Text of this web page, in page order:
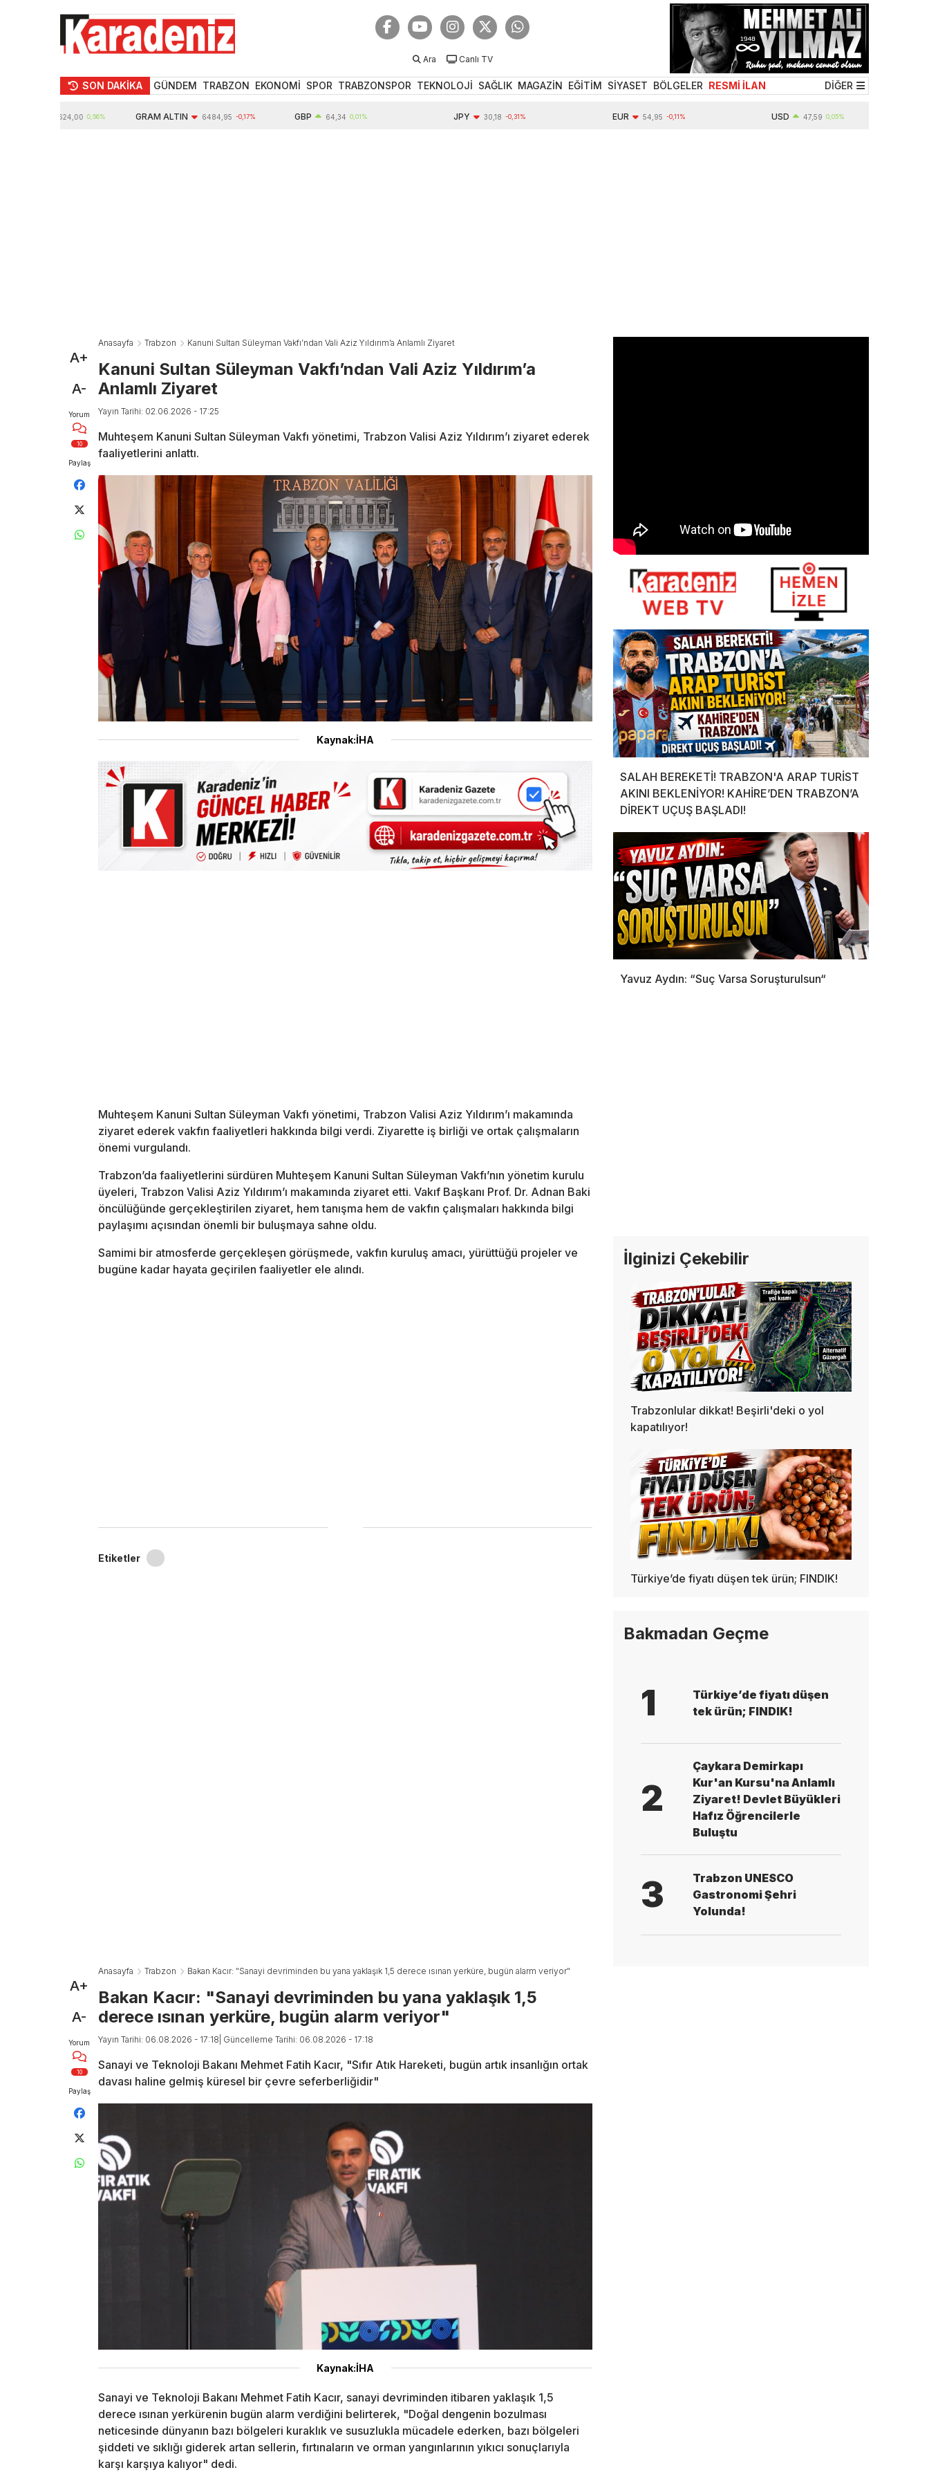
Ara Canlı TV
SON DAKİKA GÜNDEM TRABZON EKONOMİ SPOR TRABZONSPOR TEKNOLOJİ SAĞLIK MAGAZİN EĞİTİM SİYASET BÖLGELER RESMİ İLAN DİĞER
0,56% GRAM ALTIN 6484,95 -0,17% 64,34 0,01% 30,18 -0,31% 54,95 -0,11% 47,59 0,05%
A+
A-
Yorum
10
Paylaş
Anasayfa Trabzon Kanuni Sultan Süleyman Vakfı’ndan Vali Aziz Yıldırım’a Anlamlı Ziyaret
Kanuni Sultan Süleyman Vakfı’ndan Vali Aziz Yıldırım’a
Anlamlı Ziyaret
Yayın Tarihi: 02.06.2026 - 17:25
Muhteşem Kanuni Sultan Süleyman Vakfı yönetimi, Trabzon Valisi Aziz Yıldırım’ı ziyaret ederek
faaliyetlerini anlattı.
Kaynak:İHA
Muhteşem Kanuni Sultan Süleyman Vakfı yönetimi, Trabzon Valisi Aziz Yıldırım’ı makamında
ziyaret ederek vakfın faaliyetleri hakkında bilgi verdi. Ziyarette iş birliği ve ortak çalışmaların
önemi vurgulandı.
Trabzon’da faaliyetlerini sürdüren Muhteşem Kanuni Sultan Süleyman Vakfı’nın yönetim kurulu
üyeleri, Trabzon Valisi Aziz Yıldırım’ı makamında ziyaret etti. Vakıf Başkanı Prof. Dr. Adnan Baki
öncülüğünde gerçekleştirilen ziyaret, hem tanışma hem de vakfın çalışmaları hakkında bilgi
paylaşımı açısından önemli bir buluşmaya sahne oldu.
Samimi bir atmosferde gerçekleşen görüşmede, vakfın kuruluş amacı, yürüttüğü projeler ve
bugüne kadar hayata geçirilen faaliyetler ele alındı.
Etiketler
A+
A-
Yorum
10
Paylaş
Anasayfa Trabzon Bakan Kacır: "Sanayi devriminden bu yana yaklaşık 1,5 derece ısınan yerküre, bugün alarm veriyor"
Bakan Kacır: "Sanayi devriminden bu yana yaklaşık 1,5
derece ısınan yerküre, bugün alarm veriyor"
Yayın Tarihi: 06.08.2026 - 17:18 | Güncelleme Tarihi: 06.08.2026 - 17:18
Sanayi ve Teknoloji Bakanı Mehmet Fatih Kacır, "Sıfır Atık Hareketi, bugün artık insanlığın ortak
davası haline gelmiş küresel bir çevre seferberliğidir"
Kaynak:İHA
Sanayi ve Teknoloji Bakanı Mehmet Fatih Kacır, sanayi devriminden itibaren yaklaşık 1,5
derece ısınan yerkürenin bugün alarm verdiğini belirterek, "Doğal dengenin bozulması
neticesinde dünyanın bazı bölgeleri kuraklık ve susuzlukla mücadele ederken, bazı bölgeleri
şiddeti ve sıklığı giderek artan sellerin, fırtınaların ve orman yangınlarının yıkıcı sonuçlarıyla
karşı karşıya kalıyor" dedi.
SALAH BEREKETİ! TRABZON'A ARAP TURİST
AKINI BEKLENİYOR! KAHİRE’DEN TRABZON’A
DİREKT UÇUŞ BAŞLADI!
Yavuz Aydın: “Suç Varsa Soruşturulsun“
İlginizi Çekebilir
Trabzonlular dikkat! Beşirli'deki o yol
kapatılıyor!
Türkiye’de fiyatı düşen tek ürün; FINDIK!
Bakmadan Geçme
1
Türkiye’de fiyatı düşen
tek ürün; FINDIK!
2
Çaykara Demirkapı
Kur'an Kursu'na Anlamlı
Ziyaret! Devlet Büyükleri
Hafız Öğrencilerle
Buluştu
3
Trabzon UNESCO
Gastronomi Şehri
Yolunda!